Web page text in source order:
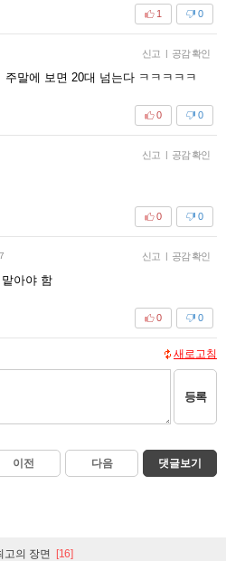
0
1
신고 | 공감 확인
말에 보면 20대 넘는다 ㅋㅋㅋㅋㅋ
0
0
신고 | 공감 확인
0
0
신고 | 공감 확인
아야 함
0
0
새로고침
등록
이전 다음 댓글보기
고의 장면 [16]